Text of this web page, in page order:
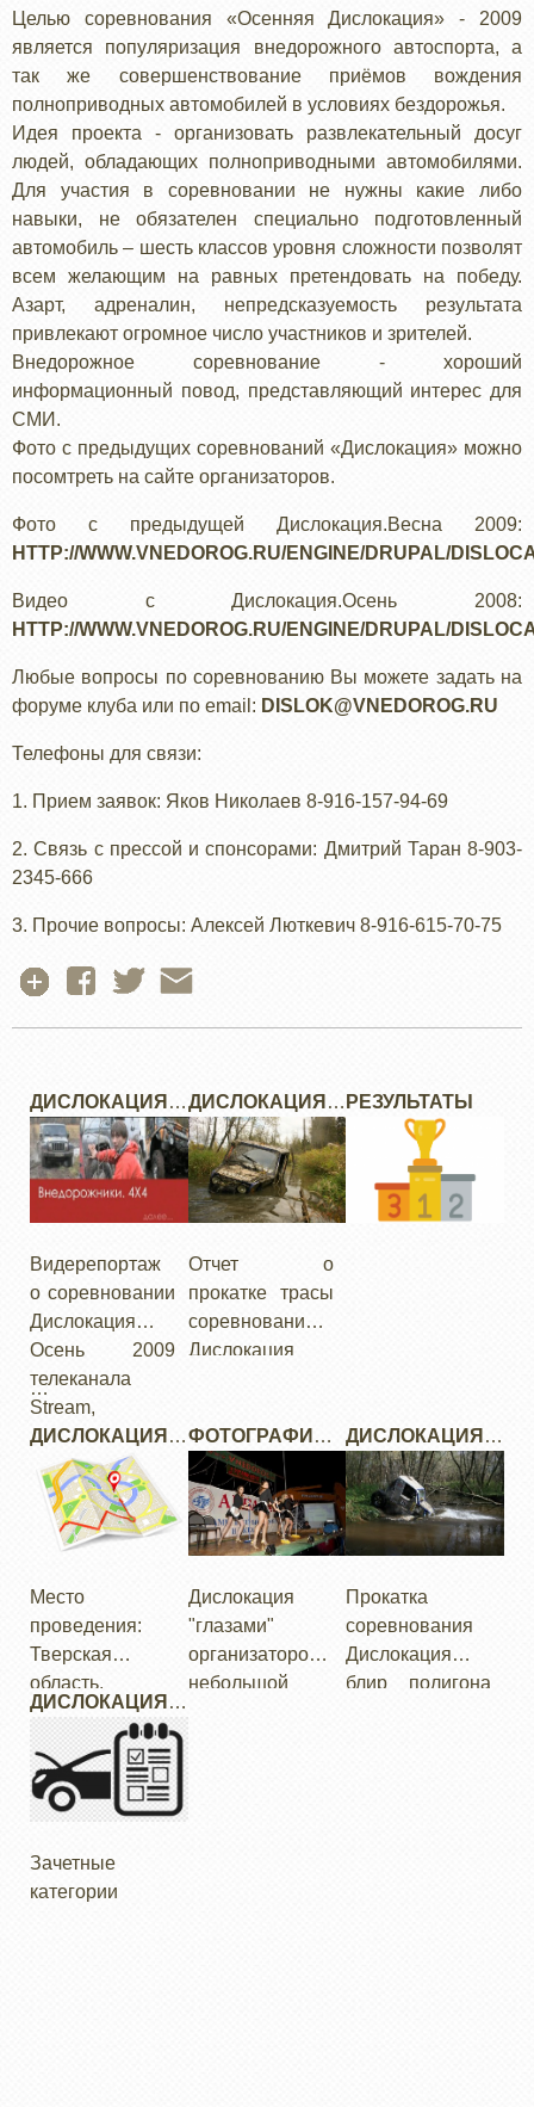
Целью соревнования «Осенняя Дислокация» - 2009
является популяризация внедорожного автоспорта, а
так же совершенствование приёмов вождения
полноприводных автомобилей в условиях бездорожья.
Идея проекта - организовать развлекательный досуг
людей, обладающих полноприводными автомобилями.
Для участия в соревновании не нужны какие либо
навыки, не обязателен специально подготовленный
автомобиль – шесть классов уровня сложности позволят
всем желающим на равных претендовать на победу.
Азарт, адреналин, непредсказуемость результата
привлекают огромное число участников и зрителей.
Внедорожное соревнование - хороший
информационный повод, представляющий интерес для
СМИ.
Фото с предыдущих соревнований «Дислокация» можно
посомтреть на сайте организаторов.
Фото с предыдущей Дислокация.Весна 2009:
HTTP://WWW.VNEDOROG.RU/ENGINE/DRUPAL/
Видео с Дислокация.Осень 2008:
HTTP://WWW.VNEDOROG.RU/ENGINE/DRUPAL/
Любые вопросы по соревнованию Вы можете задать на
форуме клуба или по email: DISLOK@VNEDOROG.RU
Телефоны для связи:
1. Прием заявок: Яков Николаев 8-916-157-94-69
2. Связь с прессой и спонсорами: Дмитрий Таран 8-903-
2345-666
3. Прочие вопросы: Алексей Люткевич 8-916-615-70-75
ДИСЛОКАЦИЯ
ОСЕНЬ 2009.
ВИДЕО
Видерепортаж
о соревновании
Дислокация
Осень 2009
телеканала
Stream,
передача
"Внедорожники
4x4"
…
ДИСЛОКАЦИЯ.
ОСЕНЬ :
ПРОКАТКА
ТРАССЫ 26
СЕНТЯБРЯ 2009
Отчет о
прокатке трасы
соревнования
Дислокация
спортивного
полигона
Camex.
РЕЗУЛЬТАТЫ
ДИСЛОКАЦИЯ.
ОСЕНЬ 2009:
СХЕМА
ПРОЕЗДА В
ЛАГЕРЬ
Место
проведения:
Тверская
область,
Калининский р-
н, дер
Климтино.
Базовый лагерь
будет открыт
начиная с 17:00
вечера 16
ФОТОГРАФИИ
МИТЯЯ
(ДМИТРИЙ
АЛЕКСАНДРОВ)
Дислокация
"глазами"
организаторов -
небольшой
подготовке
соревнования
ДИСЛОКАЦИЯ.
ОСЕНЬ 2009:
ПРОКАТКА 10
ОКТЯБРЯ
Прокатка
соревнования
Дислокация
блиp полигона
ДИСЛОКАЦИЯ.
ОСЕНЬ 2009:
ЗАЧЕТНЫЕ
КАТЕГОРИИ
Зачетные
категории